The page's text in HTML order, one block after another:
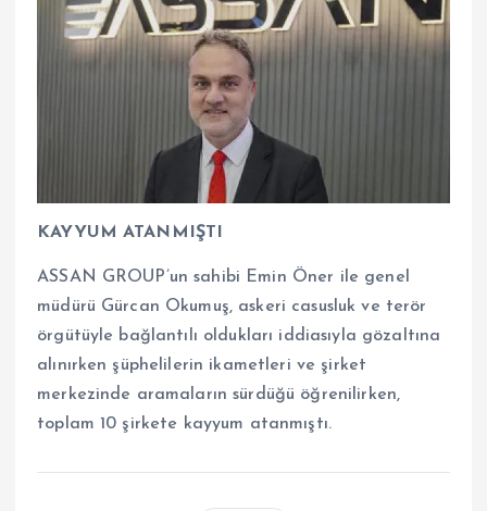
KAYYUM ATANMIŞTI
ASSAN GROUP’un sahibi Emin Öner ile genel
müdürü Gürcan Okumuş, askeri casusluk ve terör
örgütüyle bağlantılı oldukları iddiasıyla gözaltına
alınırken şüphelilerin ikametleri ve şirket
merkezinde aramaların sürdüğü öğrenilirken,
toplam 10 şirkete kayyum atanmıştı.